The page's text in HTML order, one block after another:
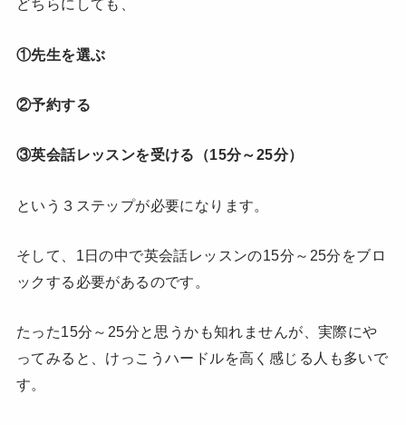
どちらにしても、
①先生を選ぶ
②予約する
③英会話レッスンを受ける（15分～25分）
という３ステップが必要になります。
そして、1日の中で英会話レッスンの15分～25分をブロ
ックする必要があるのです。
たった15分～25分と思うかも知れませんが、実際にや
ってみると、けっこうハードルを高く感じる人も多いで
す。